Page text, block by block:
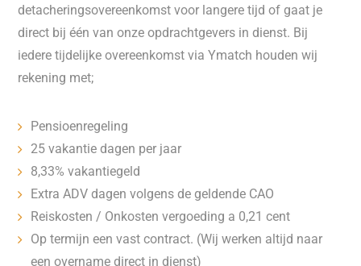
detacheringsovereenkomst voor langere tijd of gaat je
direct bij één van onze opdrachtgevers in dienst. Bij
iedere tijdelijke overeenkomst via Ymatch houden wij
rekening met;
Pensioenregeling
25 vakantie dagen per jaar
8,33% vakantiegeld
Extra ADV dagen volgens de geldende CAO
Reiskosten / Onkosten vergoeding a 0,21 cent
Op termijn een vast contract. (Wij werken altijd naar
een overname direct in dienst)